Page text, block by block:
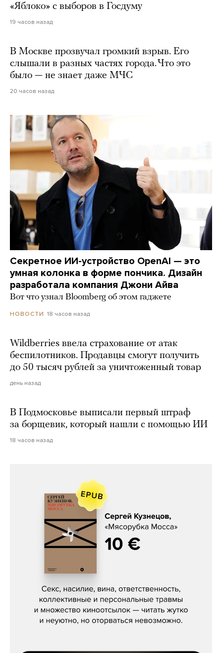
«Яблоко» с выборов в Госдуму
19 часов назад
В Москве прозвучал громкий взрыв. Его
слышали в разных частях города. Что это
было — не знает даже МЧС
20 часов назад
Секретное ИИ-устройство OpenAI — это
умная колонка в форме пончика. Дизайн
разработала компания Джони Айва
Вот что узнал Bloomberg об этом гаджете
НОВОСТИ 18 часов назад
Wildberries ввела страхование от атак
беспилотников. Продавцы смогут получить
до 50 тысяч рублей за уничтоженный товар
день назад
В Подмосковье выписали первый штраф
за борщевик, который нашли с помощью ИИ
18 часов назад
Сергей Кузнецов, «Мясорубка